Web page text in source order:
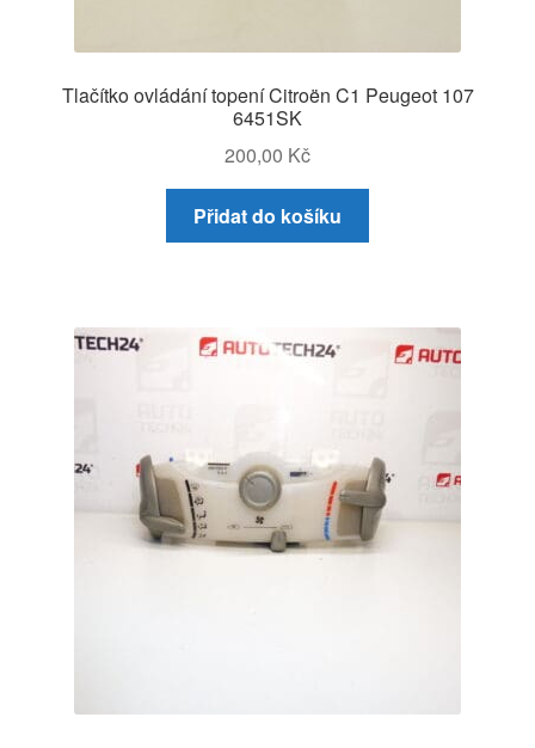
Tlačítko ovládání topení Citroën C1 Peugeot 107
6451SK
200,00 Kč
Přidat do košíku